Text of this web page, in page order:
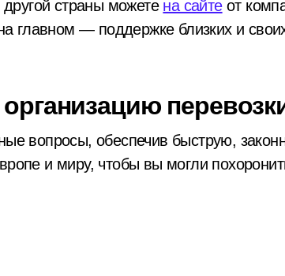
велика пожежа: густий дим охопив
себе за співробітників СБУ, обдурили двох
потрапив в страшну аварію
другой страны можете на сайтеот
главном — поддержке близких и
вопросы, обеспечив быструю,
и миру, чтобы вы могли